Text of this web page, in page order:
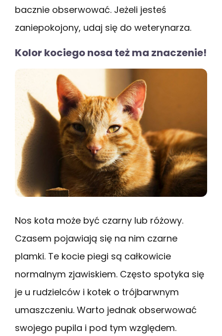
bacznie obserwować. Jeżeli jesteś
zaniepokojony, udaj się do weterynarza.
Kolor kociego nosa też ma znaczenie!
Nos kota może być czarny lub różowy.
Czasem pojawiają się na nim czarne
plamki. Te kocie piegi są całkowicie
normalnym zjawiskiem. Często spotyka się
je u rudzielców i kotek o trójbarwnym
umaszczeniu. Warto jednak obserwować
swojego pupila i pod tym względem.